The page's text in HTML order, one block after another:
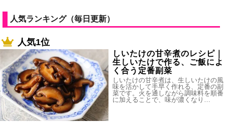
人気ランキング（毎日更新）
人気1位
しいたけの甘辛煮のレシピ｜
生しいたけで作る、ご飯によ
く合う定番副菜
しいたけの甘辛煮は、生しいたけの風
味を活かして手早く作れる、定番の副
菜です。火を通しながら調味料を順番
に加えることで、味が濃くなり…